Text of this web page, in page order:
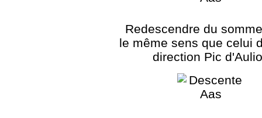
Redescendre du
le même sens que celui
direction Pic